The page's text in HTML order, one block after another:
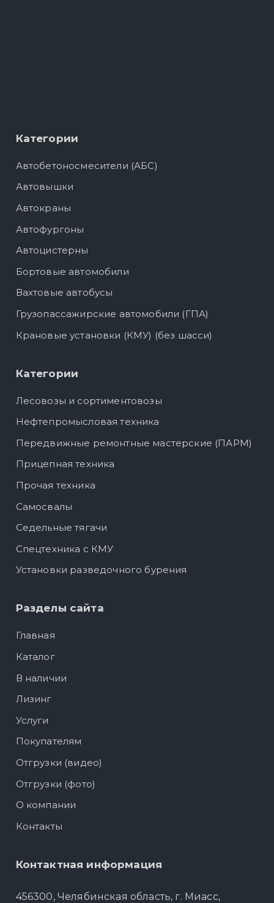
Категории
Автобетоносмесители (АБС)
Автовышки
Автокраны
Автофургоны
Автоцистерны
Бортовые автомобили
Вахтовые автобусы
Грузопассажирские автомобили (ГПА)
Крановые установки (КМУ) (без шасси)
Категории
Лесовозы и сортиментовозы
Нефтепромысловая техника
Передвижные ремонтные мастерские (ПАРМ)
Прицепная техника
Прочая техника
Самосвалы
Седельные тягачи
Спецтехника с КМУ
Установки разведочного бурения
Разделы сайта
Главная
Каталог
В наличии
Лизинг
Услуги
Покупателям
Отгрузки (видео)
Отгрузки (фото)
О компании
Контакты
Контактная информация
456300, Челябинская область, г. Миасс,